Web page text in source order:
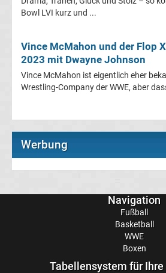
WWE
Boxen
DAZN
Programm
Bowl LVI kurz und ...
Vince McMahon und der Flop
2023 mit Dwayne Johnson
Vince McMahon ist eigentlich eher
Wrestling-Company der WWE, aber
Werbung
Navigation
Fußball
Basketball
WWE
Boxen
Tabellensystem für